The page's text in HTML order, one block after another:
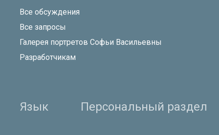
Все обсуждения
Все запросы
Галерея портретов Софьи Васильевны
Разработчикам
Язык Персональный раздел